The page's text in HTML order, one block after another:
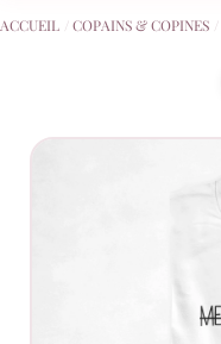
au
ACCUEIL COPAINS & COPINES